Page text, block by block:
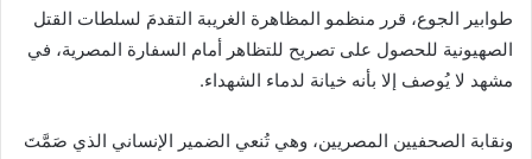
طوابير الجوع، قرر منظمو المظاهرة الغريبة التقدمَ لسلطات القتل
الصهيونية للحصول على تصريح للتظاهر أمام السفارة المصرية، في
مشهد لا يُوصف إلا بأنه خيانة لدماء الشهداء.
ونقابة الصحفيين المصريين، وهي تُنعي الضمير الإنساني الذي صَمَّتَ